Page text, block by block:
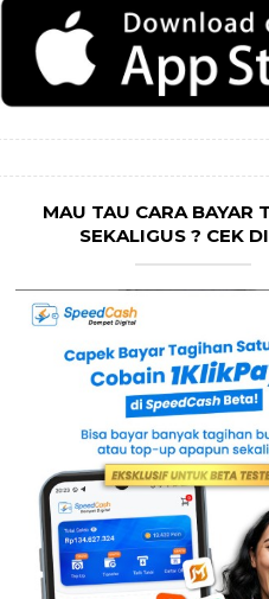
MAU TAU CARA BAYAR
SEKALIGUS ? CEK